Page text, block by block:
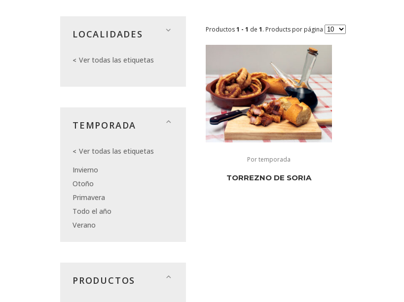
LOCALIDADES
Ver todas las etiquetas
TEMPORADA
Ver todas las etiquetas
Invierno
Otoño
Primavera
Todo el año
Verano
PRODUCTOS
Productos1 - 1 de 1. Products por página
Por temporada
TORREZNO DE SORIA